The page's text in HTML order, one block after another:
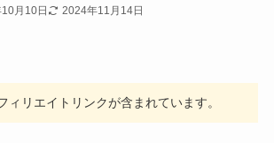
月10日 2024年11月14日
リエイトリンクが含まれています。